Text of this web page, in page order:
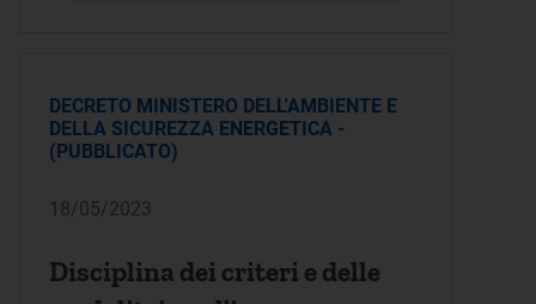
DECRETO MINISTERO DELL'AMBIENTE E
DELLA SICUREZZA ENERGETICA -
(PUBBLICATO)
18/05/2023
Disciplina dei criteri e delle